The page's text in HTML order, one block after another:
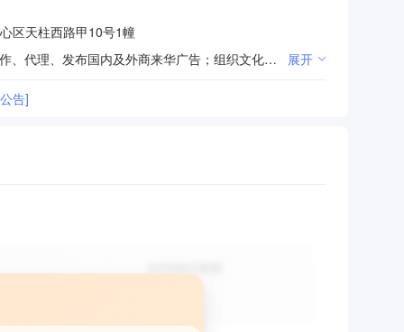
区天柱西路甲10号1幢
建设工程项目管理；会议及展览展示服务；施工总承包、劳务分包；室内装饰设计；产品设计；设计、制作、代理、发布国内及外商来华广告；组织文化艺术交流活动（不含演出）；商务信息咨询；租赁通讯设备。（市场主体依法自主选择经营项目，开展经营活动；以及依法须经批准的项目，经相关部门批准后依批准的内容开展经营活动；不得从事国家和本市产业政策禁止和限制类项目的经营活动。）
展开
告]